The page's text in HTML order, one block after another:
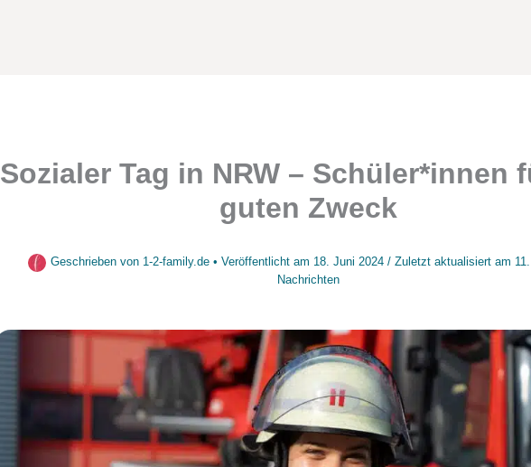
Sozialer Tag in NRW – Schüler*innen
guten Zweck
Geschrieben von 1-2-family.de • Veröffentlicht am 18. Juni 2024 / Zuletzt aktualisiert am
Nachrichten